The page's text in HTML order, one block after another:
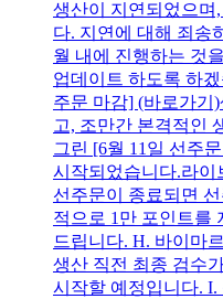
생산이 지연되었으며
다. 지연에 대해 죄송
월 내에 진행하는 것
업데이트 하도록 하
주문 마감] (바로가기
고, 조만간 본격적인
그린 [6월 11일 선주
시작되었습니다.라이
선주문이 종료되면
적으로 1만 포인트를
드립니다. H. 바이마
생산 직전 최종 검수
시작할 예정입니다.